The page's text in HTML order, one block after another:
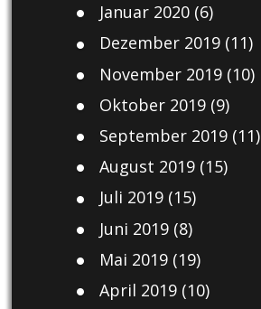
Januar 2020(6)
Dezember 2019(11)
November 2019(10)
Oktober 2019(9)
September 2019(11)
August 2019(15)
Juli 2019(15)
Juni 2019(8)
Mai 2019(19)
April 2019(10)